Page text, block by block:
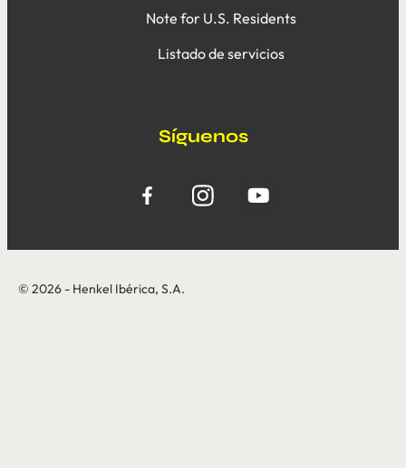
Note for U.S. Residents
Listado de servicios
Síguenos
© 2026 - Henkel Ibérica, S.A.